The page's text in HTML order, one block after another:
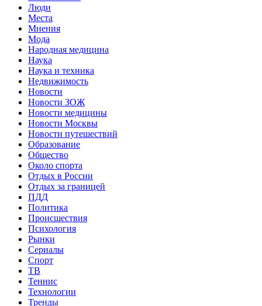
Люди
Места
Мнения
Мода
Народная медицина
Наука
Наука и техника
Недвижимость
Новости
Новости ЗОЖ
Новости медицины
Новости Москвы
Новости путешествий
Образование
Общество
Около спорта
Отдых в России
Отдых за границей
ПДД
Политика
Происшествия
Психология
Рынки
Сериалы
Спорт
ТВ
Теннис
Технологии
Тренды